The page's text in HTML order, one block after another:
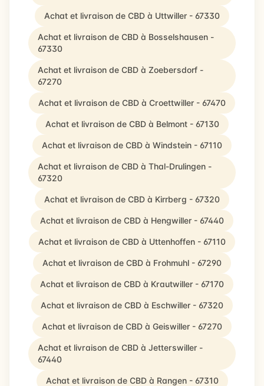
Achat et livraison de CBD à Uttwiller - 67330
Achat et livraison de CBD à Bosselshausen -
67330
Achat et livraison de CBD à Zoebersdorf -
67270
Achat et livraison de CBD à Croettwiller - 67470
Achat et livraison de CBD à Belmont - 67130
Achat et livraison de CBD à Windstein - 67110
Achat et livraison de CBD à Thal-Drulingen -
67320
Achat et livraison de CBD à Kirrberg - 67320
Achat et livraison de CBD à Hengwiller - 67440
Achat et livraison de CBD à Uttenhoffen - 67110
Achat et livraison de CBD à Frohmuhl - 67290
Achat et livraison de CBD à Krautwiller - 67170
Achat et livraison de CBD à Eschwiller - 67320
Achat et livraison de CBD à Geiswiller - 67270
Achat et livraison de CBD à Jetterswiller -
67440
Achat et livraison de CBD à Rangen - 67310